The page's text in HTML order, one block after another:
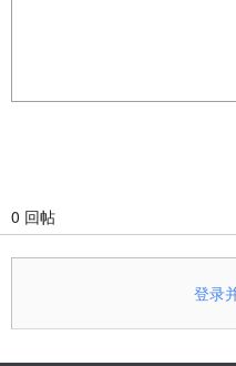
0 回帖
登录